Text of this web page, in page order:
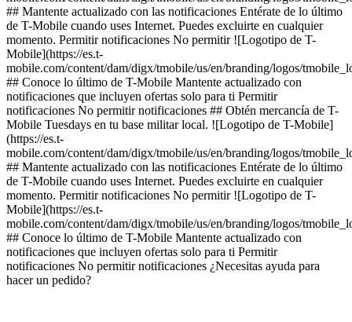
## Mantente actualizado con las notificaciones Entérate de lo último
de T-Mobile cuando uses Internet. Puedes excluirte en cualquier
momento. Permitir notificaciones No permitir ![Logotipo de T-
Mobile](https://es.t-
mobile.com/content/dam/digx/tmobile/us/en/branding/logos/
## Conoce lo último de T-Mobile Mantente actualizado con
notificaciones que incluyen ofertas solo para ti Permitir
notificaciones No permitir notificaciones ## Obtén mercancía de T-
Mobile Tuesdays en tu base militar local. ![Logotipo de T-Mobile]
(https://es.t-
mobile.com/content/dam/digx/tmobile/us/en/branding/logos/
## Mantente actualizado con las notificaciones Entérate de lo último
de T-Mobile cuando uses Internet. Puedes excluirte en cualquier
momento. Permitir notificaciones No permitir ![Logotipo de T-
Mobile](https://es.t-
mobile.com/content/dam/digx/tmobile/us/en/branding/logos/
## Conoce lo último de T-Mobile Mantente actualizado con
notificaciones que incluyen ofertas solo para ti Permitir
notificaciones No permitir notificaciones ¿Necesitas ayuda para
hacer un pedido?